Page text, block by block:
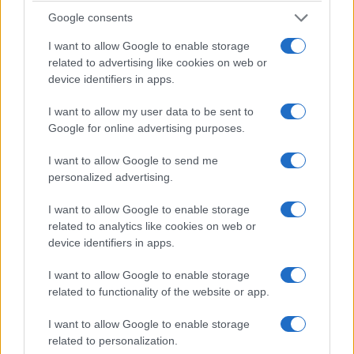
Google consents
I want to allow Google to enable storage
related to advertising like cookies on web or
device identifiers in apps.
I want to allow my user data to be sent to
Google for online advertising purposes.
I want to allow Google to send me
personalized advertising.
I want to allow Google to enable storage
related to analytics like cookies on web or
device identifiers in apps.
I want to allow Google to enable storage
related to functionality of the website or app.
I want to allow Google to enable storage
related to personalization.
Forse è proprio questa l’occasione che resta
ancora da cogliere.Fare della Corte non un
moderna infrastruttura della buona